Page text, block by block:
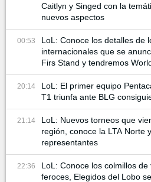
Caitlyn y Singed con la
nuevos aspectos
00:53
LoL: Conoce los detalles de
internacionales que se
Firs Stand y tendremos
20:14
LoL: El primer equipo
T1 triunfa ante BLG
21:14
LoL: Nuevos torneos que
región, conoce la LTA Norte
representantes
22:36
LoL: Conoce los colmillos
feroces, Elegidos del Lobo